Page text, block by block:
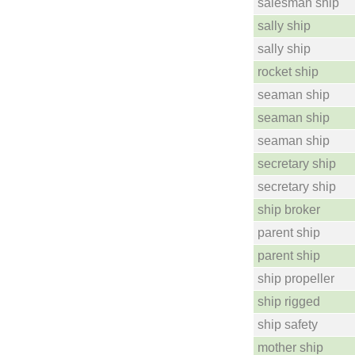
salesman ship
sally ship
sally ship
rocket ship
seaman ship
seaman ship
seaman ship
secretary ship
secretary ship
ship broker
parent ship
parent ship
ship propeller
ship rigged
ship safety
mother ship